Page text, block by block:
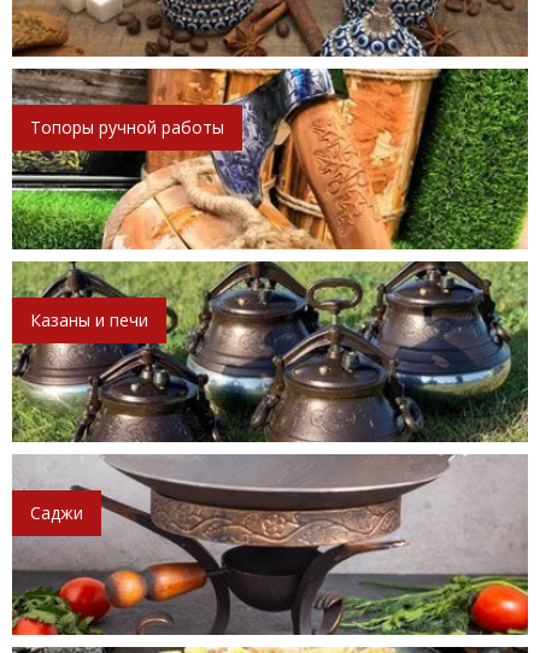
Топоры ручной работы
Казаны и печи
Саджи